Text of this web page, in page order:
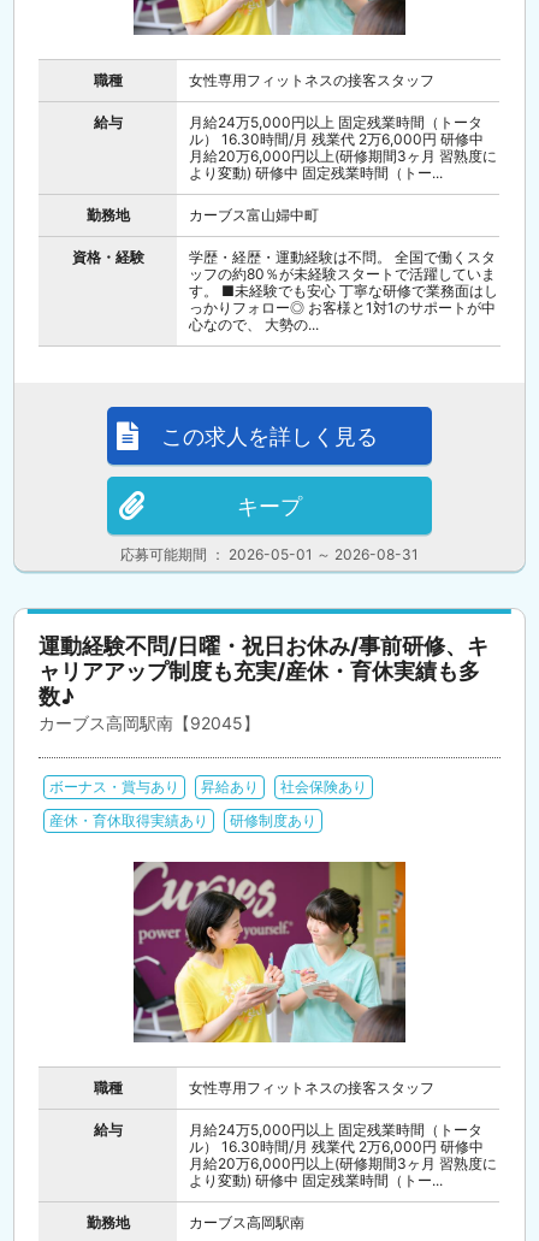
職種 女性専用フィットネスの接客スタッフ
給与
月給24万5,000円以上 固定残業時間（トータ
ル） 16.30時間/月 残業代 2万6,000円 研修中
月給20万6,000円以上(研修期間3ヶ月 習熟度に
より変動) 研修中 固定残業時間（トー...
勤務地 カーブス富山婦中町
資格・経験
学歴・経歴・運動経験は不問。 全国で働くスタ
ッフの約80％が未経験スタートで活躍していま
す。 ■未経験でも安心 丁寧な研修で業務面はし
っかりフォロー◎ お客様と1対1のサポートが中
心なので、 大勢の...
応募可能期間 ： 2026-05-01 ～ 2026-08-31
この求人を詳しく見る
キープ
運動経験不問/日曜・祝日お休み/事前研修、キ
ャリアアップ制度も充実/産休・育休実績も多
数♪
カーブス高岡駅南【92045】
ボーナス・賞与あり 昇給あり
社会保険あり
産休・育休取得実績あり
研修制度あり
職種 女性専用フィットネスの接客スタッフ
給与
月給24万5,000円以上 固定残業時間（トータ
ル） 16.30時間/月 残業代 2万6,000円 研修中
月給20万6,000円以上(研修期間3ヶ月 習熟度に
より変動) 研修中 固定残業時間（トー...
勤務地 カーブス高岡駅南